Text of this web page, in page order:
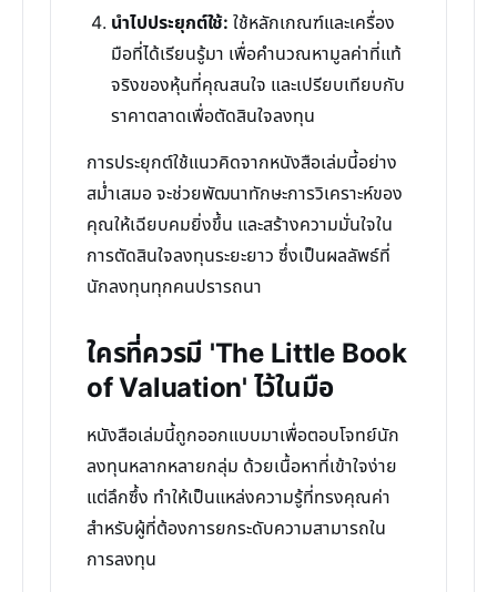
นำไปประยุกต์ใช้: ใช้หลักเกณฑ์และเครื่อง
มือที่ได้เรียนรู้มา เพื่อคำนวณหามูลค่าที่แท้
จริงของหุ้นที่คุณสนใจ และเปรียบเทียบกับ
ราคาตลาดเพื่อตัดสินใจลงทุน
การประยุกต์ใช้แนวคิดจากหนังสือเล่มนี้อย่าง
สม่ำเสมอ จะช่วยพัฒนาทักษะการวิเคราะห์ของ
คุณให้เฉียบคมยิ่งขึ้น และสร้างความมั่นใจใน
การตัดสินใจลงทุนระยะยาว ซึ่งเป็นผลลัพธ์ที่
นักลงทุนทุกคนปรารถนา
ใครที่ควรมี 'The Little Book
of Valuation' ไว้ในมือ
หนังสือเล่มนี้ถูกออกแบบมาเพื่อตอบโจทย์นัก
ลงทุนหลากหลายกลุ่ม ด้วยเนื้อหาที่เข้าใจง่าย
แต่ลึกซึ้ง ทำให้เป็นแหล่งความรู้ที่ทรงคุณค่า
สำหรับผู้ที่ต้องการยกระดับความสามารถใน
การลงทุน